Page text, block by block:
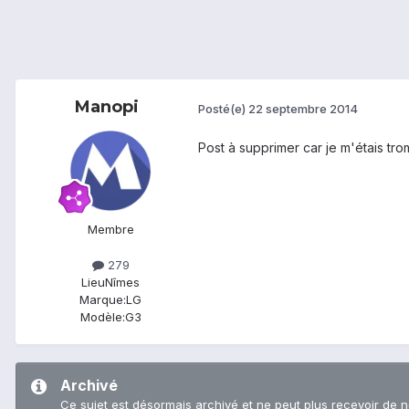
Manopi
Membre
279
LieuNîmes
Marque:LG
Modèle:G3
Posté(e) 22 septembre 2014
Post à supprimer car je m'étais
Archivé
Ce sujet est désormais archivé et ne peut plus recevoir de